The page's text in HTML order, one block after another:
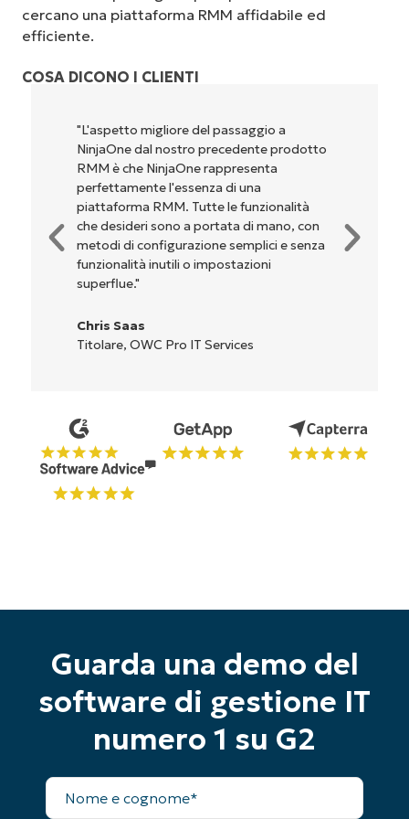
cercano una piattaforma RMM affidabile ed
efficiente.
COSA DICONO I CLIENTI
"NinjaOne è incredibilmente facile da usare,
perché unisce un’interfaccia fluida a
potenti funzionalità di back-end. La
configurazione e la gestione
dell'interfaccia non sono affatto
complicate. Tutte le opzioni e gli strumenti
sono indicati chiaramente e sono intuitivi, e
l'interfaccia è davvero facile da usare."
Reiffenberger.NET Technology Solutions
Guarda una demo del
software di gestione IT
numero 1 su G2
Nome
completo
completo a tutte le funzionalità